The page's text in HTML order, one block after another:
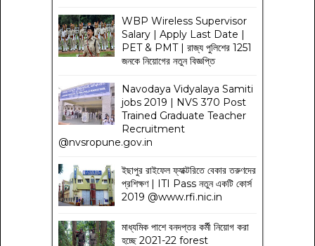
WBP Wireless Supervisor
Salary | Apply Last Date |
PET & PMT | রাজ্য পুলিশের 1251
জনকে নিয়োগের নতুন বিজ্ঞপ্তি
Navodaya Vidyalaya Samiti
jobs 2019 | NVS 370 Post
Trained Graduate Teacher
Recruitment
@nvsropune.gov.in
ইছাপুর রাইফেল ফ্যাক্টরিতে বেকার তরুণদের
প্রশিক্ষণ | ITI Pass নতুন একটি কোর্স
2019 @www.rfi.nic.in
মাধ্যমিক পাশে বনদপ্তর কর্মী নিয়োগ করা
হচ্ছে 2021-22 forest